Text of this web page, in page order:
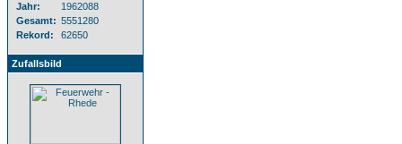
Jahr:
1962088
Gesamt: 5551280
Rekord:
62650
Zufallsbild